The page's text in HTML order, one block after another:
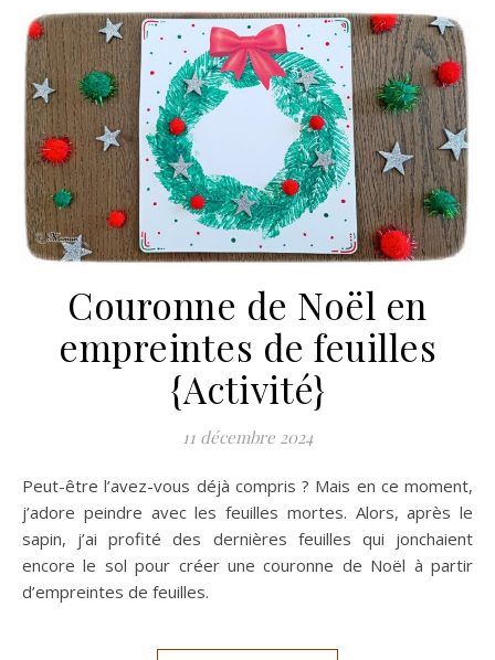
Couronne de Noël en
empreintes de feuilles
{Activité}
11 décembre 2024
Peut-être l’avez-vous déjà compris ? Mais en ce moment,
j’adore peindre avec les feuilles mortes. Alors, après le
sapin, j’ai profité des dernières feuilles qui jonchaient
encore le sol pour créer une couronne de Noël à partir
d’empreintes de feuilles.